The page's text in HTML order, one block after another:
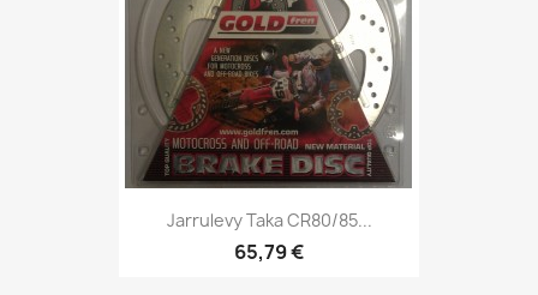
Jarrulevy Taka CR80/85...
65,79 €